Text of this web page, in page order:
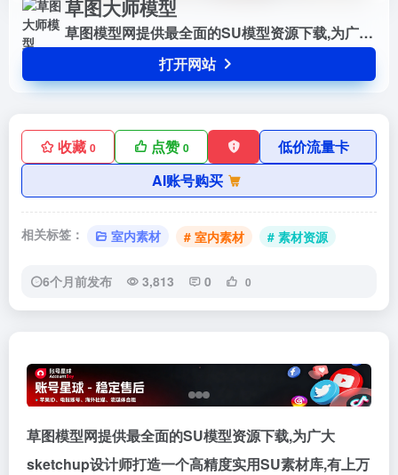
草图大师模型
草图模型网提供最全面的SU模型资源下载,为广大sketchup设计师打造一个高精度实用SU素材库,有上万个sketchup模型,并且每天更新！让你更快的找到想要SU模型。
打开网站
收藏 0 点赞0
低价流量卡
AI账号购买
相关标签： 室内素材 # 室内素材 # 素材资源
6个月前发布 3,813 0 0
草图模型网提供最全面的SU模型资源下载,为广大
sketchup设计师打造一个高精度实用SU素材库,有上万